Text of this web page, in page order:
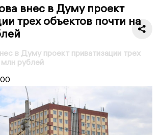
внес в Думу проект
трех объектов почти на
в Думу проект приватизации трех
рублей